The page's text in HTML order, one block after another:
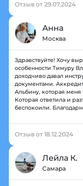
Отзыв от 29.07.2024
Анна
Москва
Здравствуйте! Хочу
особенности Тимуру
доходчиво давал
документами.
Альбину, которая меня
Которая ответила и
беспокоили.
Отзыв от 18.12.2024
Лейла К.
Самара